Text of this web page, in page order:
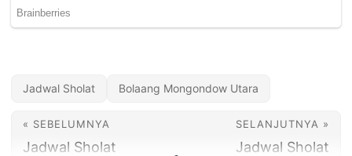
Jadwal Sholat Bolaang Mongondow Utara
« SEBELUMNYA
Jadwal Sholat
SELANJUTNYA »
Jadwal Sholat